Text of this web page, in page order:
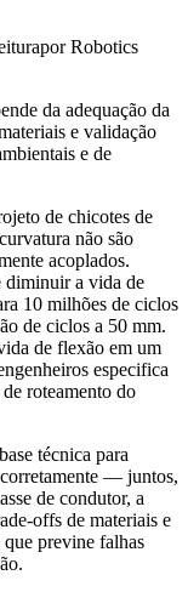
por Robotics
da adequação da
e validação
e de
de chicotes de
não são
acoplados.
diminuir a vida de
10 milhões de ciclos
de ciclos a 50 mm.
de flexão em um
especifica
roteamento do
técnica para
— juntos,
de condutor, a
offs de materiais e
previne falhas